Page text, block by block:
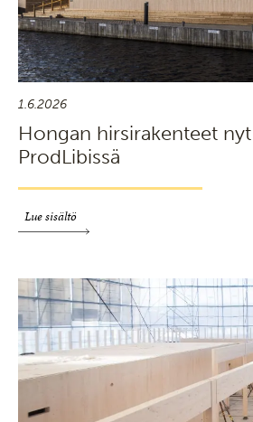
1.6.2026
Hongan hirsirakenteet nyt
ProdLibissä
Lue sisältö